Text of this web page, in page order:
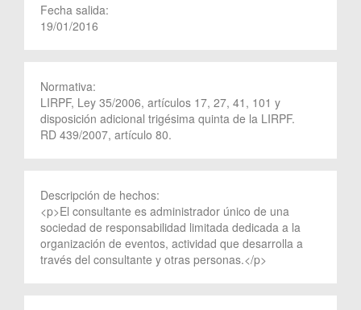
Fecha salida:
19/01/2016
Normativa:
LIRPF, Ley 35/2006, artículos 17, 27, 41, 101 y
disposición adicional trigésima quinta de la LIRPF.
RD 439/2007, artículo 80.
Descripción de hechos:
<p>El consultante es administrador único de una
sociedad de responsabilidad limitada dedicada a la
organización de eventos, actividad que desarrolla a
través del consultante y otras personas.</p>